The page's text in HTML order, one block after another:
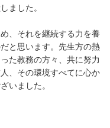
ました。
、それを継続する力を養
と思います。先生方の熱
た教務の方々、共に努力
、その環境すべてに心か
いました。